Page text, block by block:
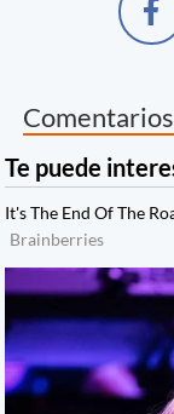
Comentarios